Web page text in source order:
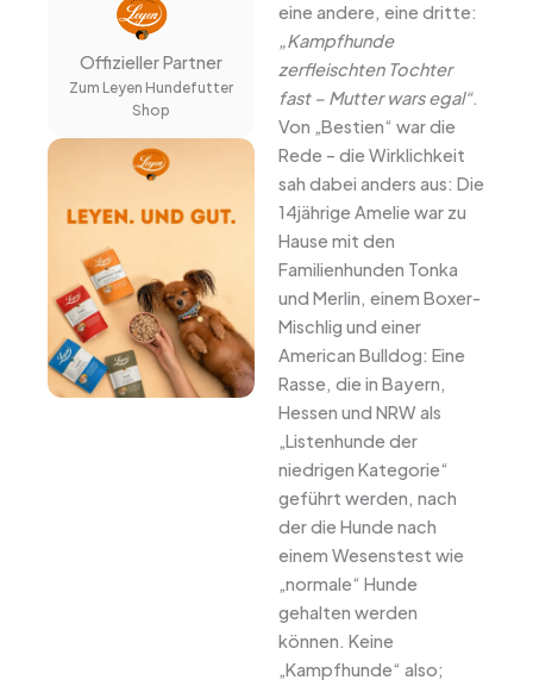
Offizieller Partner
Zum Leyen Hundefutter
Shop
eine andere, eine dritte:
„Kampfhunde
zerfleischten Tochter
fast – Mutter wars egal“.
Von „Bestien“ war die
Rede – die Wirklichkeit
sah dabei anders aus: Die
14jährige Amelie war zu
Hause mit den
Familienhunden Tonka
und Merlin, einem Boxer-
Mischlig und einer
American Bulldog: Eine
Rasse, die in Bayern,
Hessen und NRW als
„Listenhunde der
niedrigen Kategorie“
geführt werden, nach
der die Hunde nach
einem Wesenstest wie
„normale“ Hunde
gehalten werden
können. Keine
„Kampfhunde“ also;